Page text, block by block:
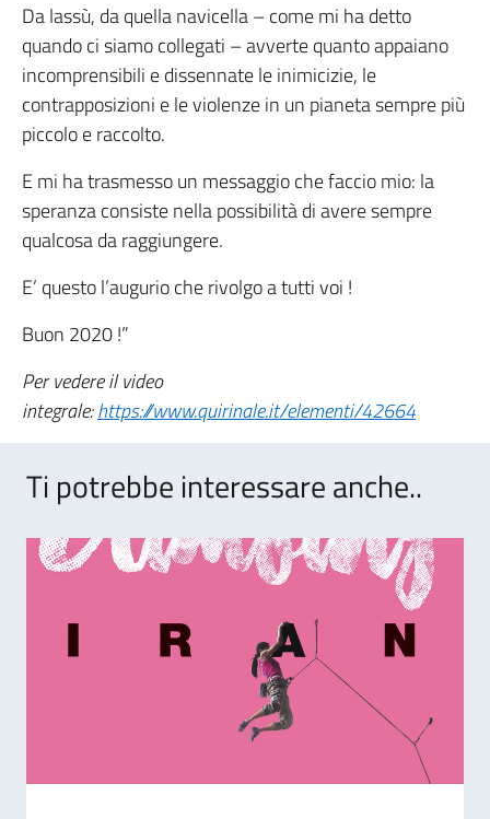
Da lassù, da quella navicella – come mi ha detto
quando ci siamo collegati – avverte quanto appaiano
incomprensibili e dissennate le inimicizie, le
contrapposizioni e le violenze in un pianeta sempre più
piccolo e raccolto.
E mi ha trasmesso un messaggio che faccio mio: la
speranza consiste nella possibilità di avere sempre
qualcosa da raggiungere.
E’ questo l’augurio che rivolgo a tutti voi !
Buon 2020 !”
Per vedere il video
integrale:https://www.quirinale.it/elementi/42664
Ti potrebbe interessare anche..